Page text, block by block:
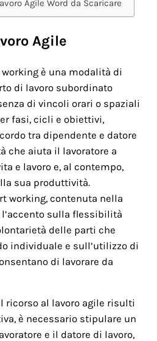
Agile Word da Scaricare
Agile
è una modalità di
di lavoro subordinato
di vincoli orari o spaziali
fasi, cicli e obiettivi,
tra dipendente e datore
che aiuta il lavoratore a
e lavoro e, al contempo,
sua produttività.
working, contenuta nella
l’accento sulla flessibilità
delle parti che
individuale e sull’utilizzo di
di lavorare da
ricorso al lavoro agile risulti
è necessario stipulare un
e il datore di lavoro,